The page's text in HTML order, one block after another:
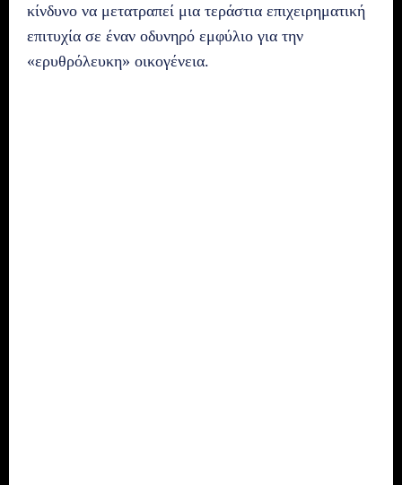
κίνδυνο να μετατραπεί μια τεράστια επιχειρηματική
επιτυχία σε έναν οδυνηρό εμφύλιο για την
«ερυθρόλευκη» οικογένεια.